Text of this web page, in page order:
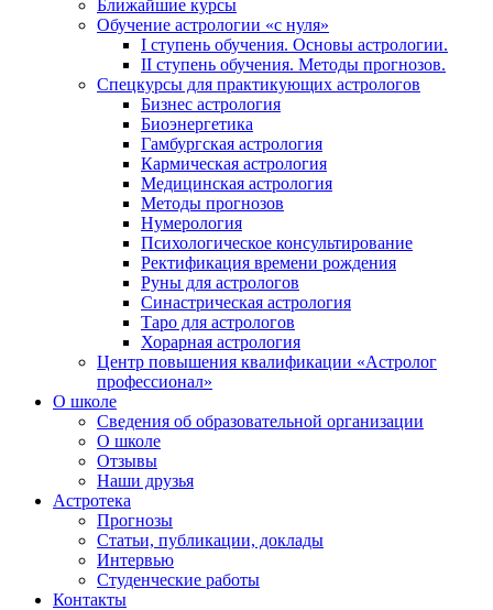
Ближайшие курсы
Обучение астрологии «с нуля»
I ступень обучения. Основы астрологии.
II ступень обучения. Методы прогнозов.
Спецкурсы для практикующих астрологов
Бизнес астрология
Биоэнергетика
Гамбургская астрология
Кармическая астрология
Медицинская астрология
Методы прогнозов
Нумерология
Психологическое консультирование
Ректификация времени рождения
Руны для астрологов
Синастрическая астрология
Таро для астрологов
Хорарная астрология
Центр повышения квалификации «Астролог
профессионал»
О школе
Сведения об образовательной организации
О школе
Отзывы
Наши друзья
Астротека
Прогнозы
Статьи, публикации, доклады
Интервью
Студенческие работы
Контакты